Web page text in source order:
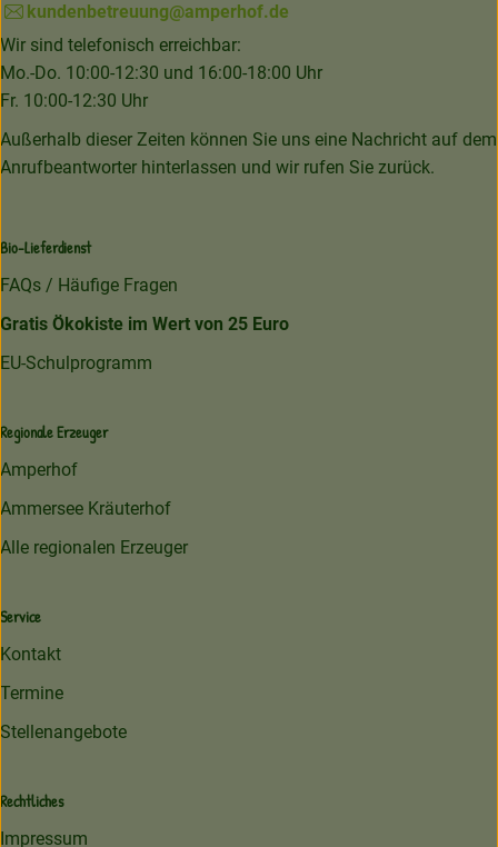
kundenbetreuung@amperhof.de
Wir sind telefonisch erreichbar:
Mo.-Do. 10:00-12:30 und 16:00-18:00 Uhr
Fr. 10:00-12:30 Uhr
Außerhalb dieser Zeiten können Sie uns eine Nachricht auf dem
Anrufbeantworter hinterlassen und wir rufen Sie zurück.
Bio-Lieferdienst
FAQs / Häufige Fragen
Gratis Ökokiste im Wert von 25 Euro
EU-Schulprogramm
Regionale Erzeuger
Amperhof
Ammersee Kräuterhof
Alle regionalen Erzeuger
Service
Kontakt
Termine
Stellenangebote
Rechtliches
Impressum